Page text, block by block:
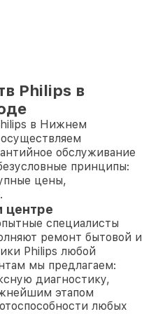
Philips в
в Нижнем
обслуживание
принципы:
цены,
центре
специалисты
ремонт бытовой и
Philips любой
мы предлагаем:
диагностику,
этапом
любых